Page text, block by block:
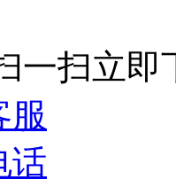
一扫立即
服
话